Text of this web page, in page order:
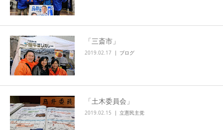
「三斎市」
2019.02.17 ブログ
「土木委員会」
2019.02.15 立憲民主党